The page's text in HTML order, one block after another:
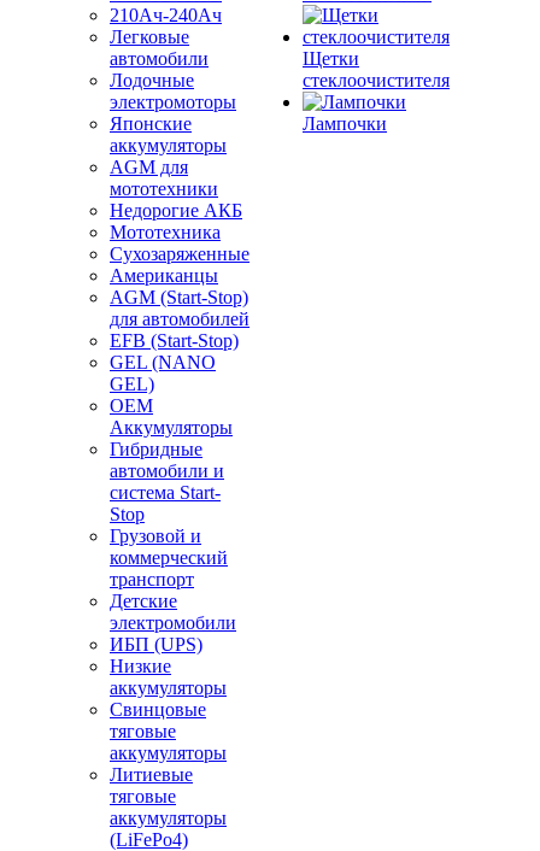
210Ач-240Ач
Легковые
автомобили
Лодочные
электромоторы
Японские
аккумуляторы
AGM для
мототехники
Недорогие АКБ
Мототехника
Сухозаряженные
Американцы
AGM (Start-Stop)
для автомобилей
EFB (Start-Stop)
GEL (NANO
GEL)
OEM
Аккумуляторы
Гибридные
автомобили и
система Start-
Stop
Грузовой и
коммерческий
транспорт
Детские
электромобили
ИБП (UPS)
Низкие
аккумуляторы
Свинцовые
тяговые
аккумуляторы
Литиевые
тяговые
аккумуляторы
(LiFePo4)
Щетки
стеклоочистителя
Лампочки